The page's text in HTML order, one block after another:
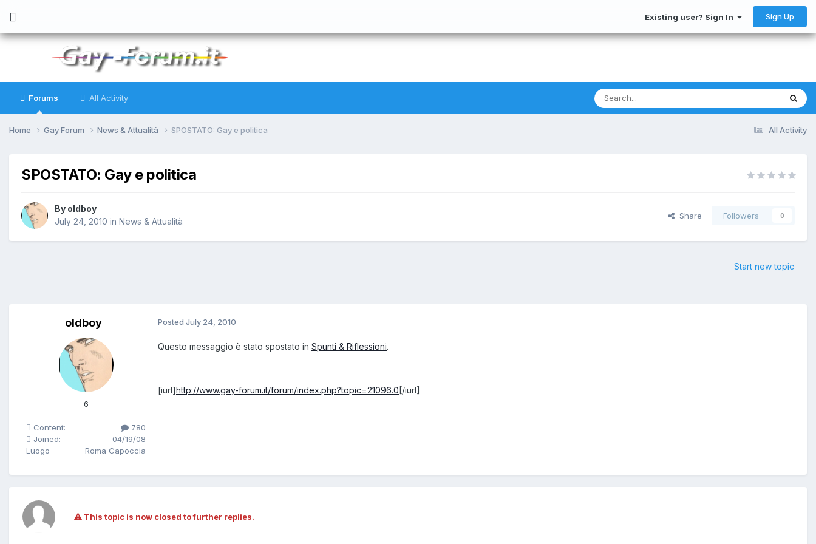
Existing user? Sign In Sign Up
Forums All Activity
All Activity
Home Gay Forum News & Attualità SPOSTATO: Gay e politica
SPOSTATO: Gay e politica
By oldboy
July 24, 2010 in News & Attualità
Share Followers 0
Start new topic
oldboy
6
Content:
780
Joined:
04/19/08
Luogo
Roma Capoccia
Posted July 24, 2010
Questo messaggio è stato spostato in Spunti & Riflessioni.
[iurl]http://www.gay-forum.it/forum/index.php?topic=21096.0 [/iurl]
This topic is now closed to further replies.